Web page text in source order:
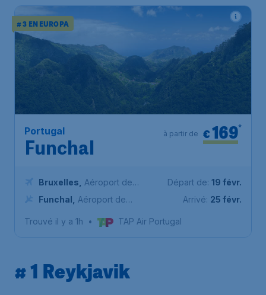
# 3 EN EUROPA
Portugal
Funchal
€169*
à partir de
Bruxelles
Aéroport de
Bruxelles-National
Funchal
Aéroport de
Départ de: 19 févr.
Arrivé: 25 févr.
Trouvé il y a 1h • TAP Air Portugal
# 1 Reykjavik